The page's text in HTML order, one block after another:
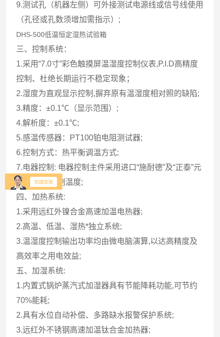
9.测试孔（机器左侧）可外接测试电源线或信号线使用
（孔径或孔数须增加需指示）;
DHS-500低温恒定湿热试验箱
三、控制系统：
1.采用“7.0寸”彩色触摸屏温湿度控制仪表,P.I.D高精度
控制、杜绝长期运行不稳定现象；
2.湿度为直观显示控制,摒弃原有温湿度相对照的缺陷;
3.精度：±0.1℃（显示范围）;
4.解析度：±0.1℃;
5.感温传感器：PT100铂电阻测试器;
6.控制方式：热平衡调温方式;
7.电器控制: 电器控制主件采用进口“施耐德”及“正泰”元
件,更好的控制温度;
四、加热系统:
1.采用远红外镍合金高速加温电热器;
2.高温、低温、湿热*独立系统;
3.温湿度控制输出功率均由微电脑演算,以达高精度及
高效率之用电效益;
五、加湿系统:
1.内置式锅炉蒸汽式加湿器具有节能降耗功能,可节约
70%能耗;
2.具有水位自动补偿、多路缺水报警保护系统;
3.远红外不锈钢高速加温钛合金加热器;